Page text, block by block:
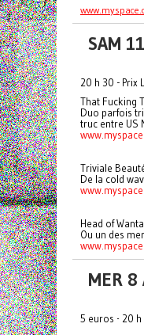
SAM
20 h 30 - Prix
That Fucking
Duo parfois
truc entre US
Triviale
De la cold
Head of
Ou un des
MER 8
5 euros - 20